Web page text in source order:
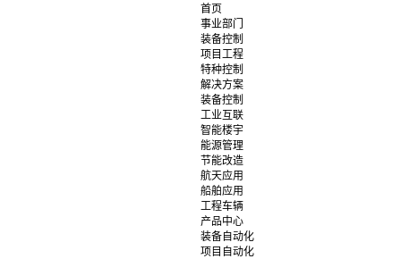
首页
事业部门
装备控制
项目工程
特种控制
解决方案
装备控制
工业互联
智能楼宇
能源管理
节能改造
航天应用
船舶应用
工程车辆
产品中心
装备自动化
项目自动化